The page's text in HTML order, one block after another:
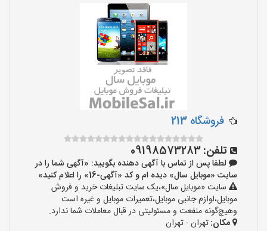
فروشگاه 213
تلفن:09198573283
لطفا پس از تماس با آگهی دهنده بگویید: «آگهی شما را در
سایت «موبایل سال» دیده ام و کد «آگهی-16» را اعلام کنید»
سایت «موبایل سال»،یک سایت تبلیغات خرید و فروش
موبایل،لوازم جانبی موبایل،تعمیرات موبایل و غیره است
وهیچ‌گونه منفعت و مسئولیتی در قبال معاملات شما ندارد.
مکان:تهران - تهران